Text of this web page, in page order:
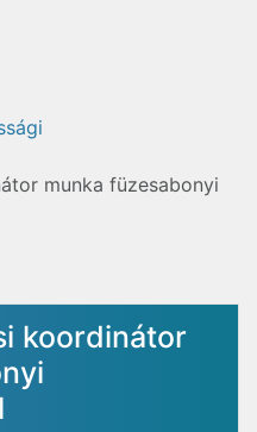
munka füzesabonyi
koordinátor